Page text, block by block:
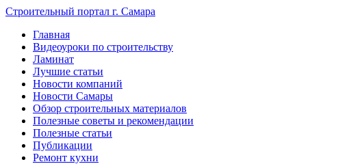
Строительный портал г. Самара
Главная
Видеоуроки по строительству
Ламинат
Лучшие статьи
Новости компаний
Новости Самары
Обзор строительных материалов
Полезные советы и рекомендации
Полезные статьи
Публикации
Ремонт кухни